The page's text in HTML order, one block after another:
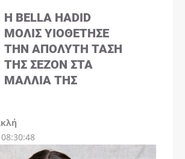
Η BELLA HADID
ΜΌΛΙΣ ΥΙΟΘΈΤΗΣΕ
ΤΗΝ ΑΠΌΛΥΤΗ ΤΆΣΗ
ΤΗΣ ΣΕΖΌΝ ΣΤΑ
ΜΑΛΛΙΆ ΤΗΣ